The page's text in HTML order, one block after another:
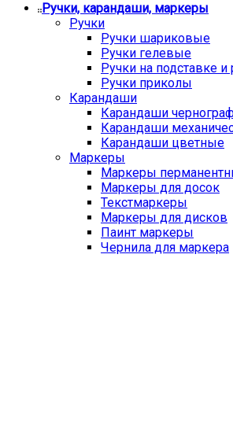
Ручки, карандаши, маркеры
Ручки
Ручки шариковые
Ручки гелевые
Ручки на подставке и
Ручки приколы
Карандаши
Карандаши
Карандаши
Карандаши цветные
Маркеры
Маркеры
Маркеры для досок
Текстмаркеры
Маркеры для дисков
Паинт маркеры
Чернила для маркера